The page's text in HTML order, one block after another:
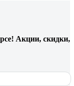
Акции, скидки,